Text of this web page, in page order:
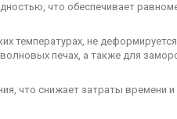
что обеспечивает
температурах, не
печах, а также для
что снижает затраты времени